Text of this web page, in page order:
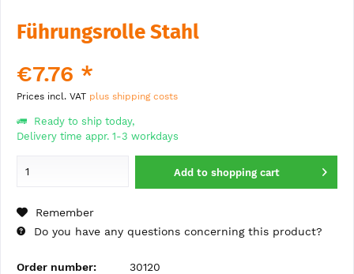
Führungsrolle Stahl
€7.76 *
Prices incl. VAT plus shipping costs
Ready to ship today,
Delivery time appr. 1-3 workdays
Add to shopping cart
Remember
Do you have any questions concerning this product?
Order number: 30120